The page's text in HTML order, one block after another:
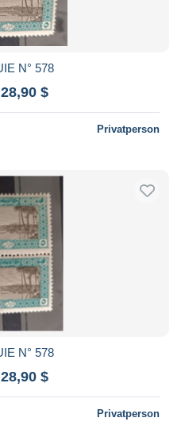
N° 578
$
Privatperson
N° 578
$
Privatperson